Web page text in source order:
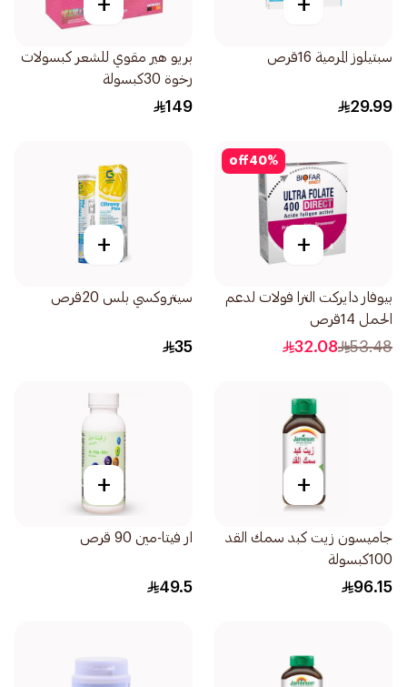
سبتيلوز المرمية 16قرص
29.99
بريو هير مقوي للشعر كبسولات
رخوة 30كبسولة
149
40%
off
+
بيوفار دايركت الترا فولات لدعم
الحمل 14قرص
53.48
32.08
+
سيتروكسي بلس 20قرص
35
+
جاميسون زيت كبد سمك القد
100كبسولة
96.15
+
ار فيتا-مين 90 قرص
49.5